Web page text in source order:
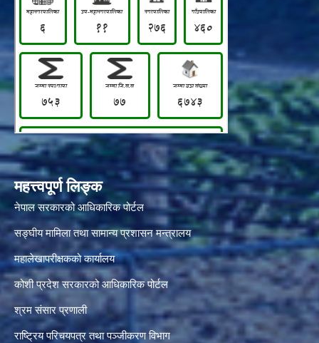
महत्त्वपूर्ण लिङ्क
नेपाल सरकारको आधिकारिक पोर्टल
सङ्‍घीय मामिला तथा सामान्य प्रशासन मन्त्रालय
महालेखापरीक्षकको कार्यालय
कोशी प्रदेश सरकारको आधिकारिक पोर्टल
श्रम संसार प्रणाली
राष्ट्रिय परिचयपत्र तथा पञ्जीकरण विभाग